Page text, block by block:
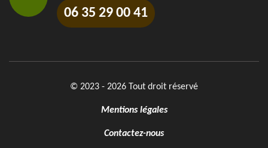
06 35 29 00 41
© 2023 - 2026 Tout droit réservé
Mentions légales
Contactez-nous